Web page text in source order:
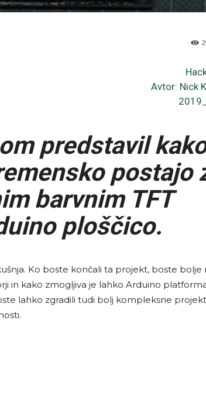
Avtor: Nick
predstavil
postajo
barvnim TFT
ploščico.
Ko boste končali ta projekt, boste bolje
in kako zmogljiva je lahko Arduino
lahko zgradili tudi bolj kompleksne